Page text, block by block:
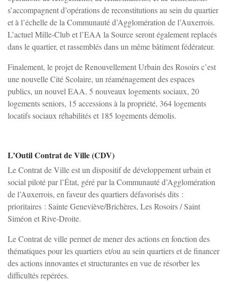
s’accompagnent d’opérations de reconstitutions au sein du quartier
et à l’échelle de la Communauté d’Agglomération de l’Auxerrois.
L’actuel Mille-Club et l’EAA la Source seront également replacés
dans le quartier, et rassemblés dans un même bâtiment fédérateur.
Finalement, le projet de Renouvellement Urbain des Rosoirs c’est
une nouvelle Cité Scolaire, un réaménagement des espaces
publics, un nouvel EAA, 5 nouveaux logements sociaux, 20
logements seniors, 15 accessions à la propriété, 364 logements
locatifs sociaux réhabilités et 185 logements démolis.
L’Outil Contrat de Ville (CDV)
Le Contrat de Ville est un dispositif de développement urbain et
social piloté par l’État, géré par la Communauté d’Agglomération
de l’Auxerrois, en faveur des quartiers défavorisés dits :
prioritaires : Sainte Geneviève/Brichères, Les Rosoirs / Saint
Siméon et Rive-Droite.
Le Contrat de ville permet de mener des actions en fonction des
thématiques pour les quartiers et/ou au sein quartiers et de financer
des actions innovantes et structurantes en vue de résorber les
difficultés repérées.